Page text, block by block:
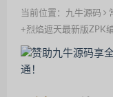
当前位置： 九牛源码
+烈焰遮天最新版ZPK